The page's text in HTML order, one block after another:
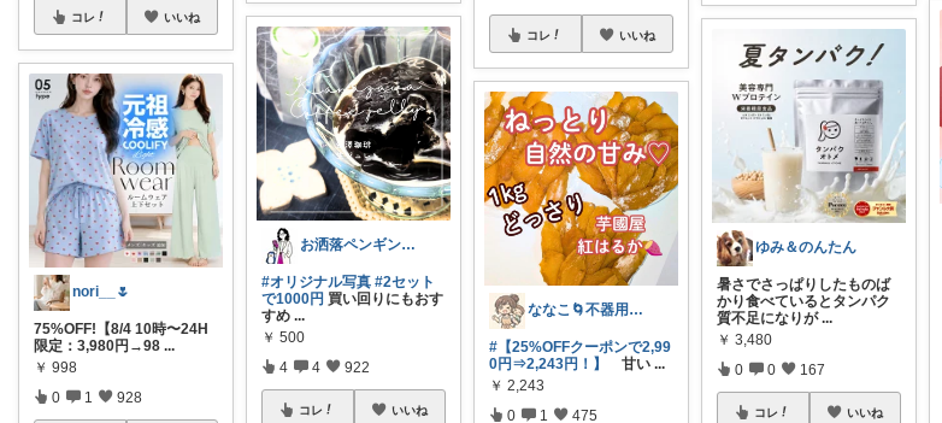
コレ いいね
nori__🌷
75%OFF!【8/4 10時〜24H
限定：3,980円→98 ...
￥ 998
0 1 928
お洒落ペンギン🐧暮らし×ときめき
#オリジナル写真 #2セット
で1000円 買い回りにもおす
すめ ...
￥ 500
4 4 922
コレ いいね
コレ いいね
ななこ🌀不器用ママ￤家事＆育児グッズ
#【25%OFFクーポンで2,99
0円⇒2,243円！】
甘い ...
￥ 2,243
0 1 475
ゆみ＆のんたん
暑さでさっぱりしたものば
かり食べているとタンパク
質不足になりが ...
￥ 3,480
0 0 167
コレ いいね